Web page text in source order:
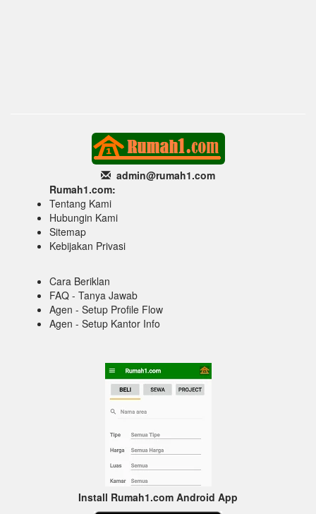
admin@rumah1.com
Rumah1.com:
Tentang Kami
Hubungin Kami
Sitemap
Kebijakan Privasi
Cara Beriklan
FAQ - Tanya Jawab
Agen - Setup Profile Flow
Agen - Setup Kantor Info
Install Rumah1.com Android App